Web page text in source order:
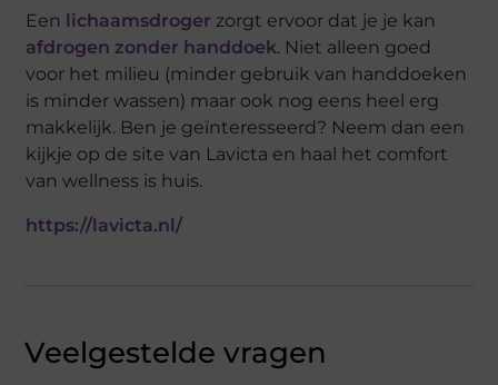
Een lichaamsdroger zorgt ervoor dat je je kan
afdrogen zonder handdoek. Niet alleen goed
voor het milieu (minder gebruik van handdoeken
is minder wassen) maar ook nog eens heel erg
makkelijk. Ben je geïnteresseerd? Neem dan een
kijkje op de site van Lavicta en haal het comfort
van wellness is huis.
https://lavicta.nl/
Veelgestelde vragen